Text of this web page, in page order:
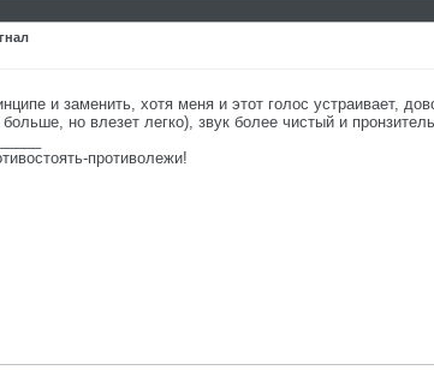
и заменить, хотя меня и этот голос устраивает,
но влезет легко), звук более чистый и
противолежи!